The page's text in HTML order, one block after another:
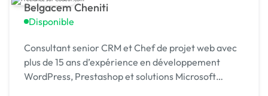
Belgacem Cheniti
Disponible
Consultant senior CRM et Chef de projet web avec
plus de 15 ans d’expérience en développement
WordPress, Prestashop et solutions Microsoft